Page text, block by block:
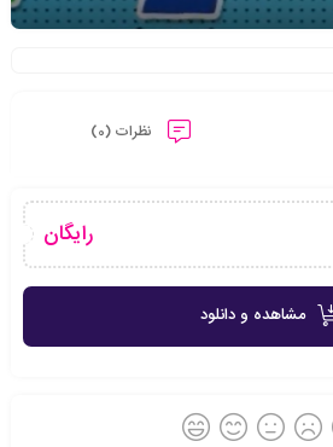
نظرات (0)
رایگان
مشاهده و دانلود